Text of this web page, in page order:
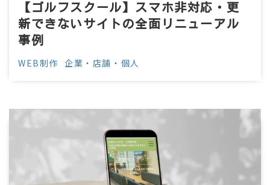
【ゴルフスクール】スマホ非対応・更
新できないサイトの全面リニューアル
事例
WEB制作 企業・店舗・個人